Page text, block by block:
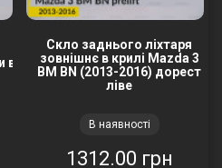
в
Скло заднього ліхтаря
зовнішнє в крилі Mazda 3
BM BN (2013-2016) дорест
ліве
В наявності
1312.00 грн